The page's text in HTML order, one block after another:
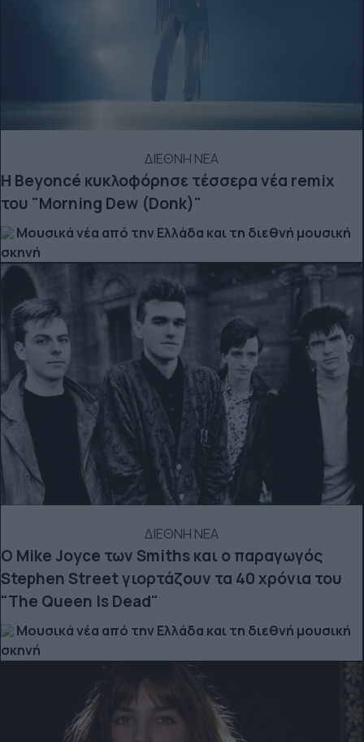
ΔΙΕΘΝΗ ΝΕΑ
Η Beyoncé κυκλοφόρησε τέσσερα νέα remix
του "Morning Dew (Donk)"
Μουσικά νέα από την Ελλάδα και τη διεθνή μουσική
σκηνή
ΔΙΕΘΝΗ ΝΕΑ
Ο Mike Joyce των Smiths και o παραγωγός
Stephen Street γιορτάζουν τα 40 χρόνια του
"The Queen Is Dead"
Μουσικά νέα από την Ελλάδα και τη διεθνή μουσική
σκηνή